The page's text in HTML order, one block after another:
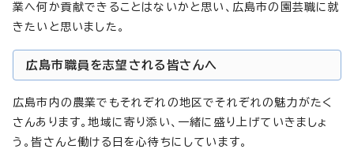
業へ何か貢献できることはないかと思い、広島市の園芸職に就
きたいと思いました。
広島市職員を志望される皆さんへ
広島市内の農業でもそれぞれの地区でそれぞれの魅力がたく
さんあります。地域に寄り添い、一緒に盛り上げていきましょ
う。皆さんと働ける日を心待ちにしています。